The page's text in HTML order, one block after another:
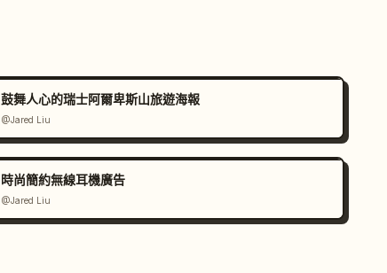
鼓舞人心的瑞士阿爾卑斯山旅遊海報
@Jared Liu
時尚簡約無線耳機廣告
@Jared Liu